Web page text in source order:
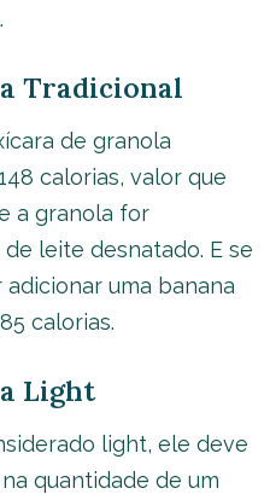
Tradicional
de granola
calorias, valor que
a granola for
leite desnatado. E se
uma banana
calorias.
Light
light, ele deve
quantidade de um